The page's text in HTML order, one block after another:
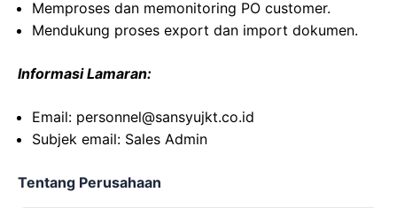
Memproses dan memonitoring PO customer.
Mendukung proses export dan import dokumen.
Informasi Lamaran:
Email: personnel@sansyujkt.co.id
Subjek email: Sales Admin
Tentang Perusahaan